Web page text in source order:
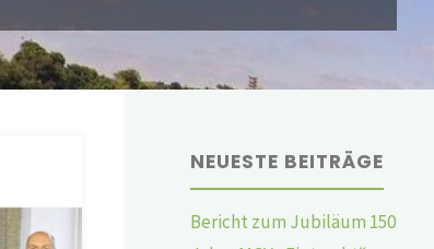
NEUESTE BEITRÄGE
Bericht zum Jubiläum 150